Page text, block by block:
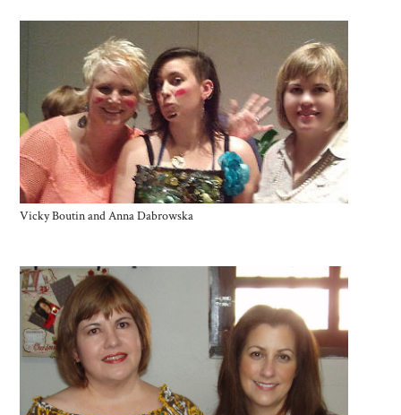
Vicky Boutin and Anna Dabrowska